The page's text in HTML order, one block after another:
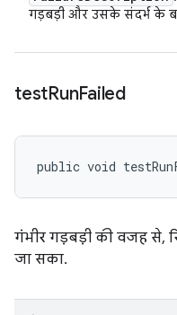
गड़बड़ी और उसके संदर्भ के
testRunFailed
public void
गंभीर गड़बड़ी की वजह से,
जा सका.